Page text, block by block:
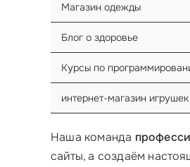
Магазин одежды
Блог о здоровье
Курсы по
интернет-магазин игрушек
Наша команда
сайты, а создаём